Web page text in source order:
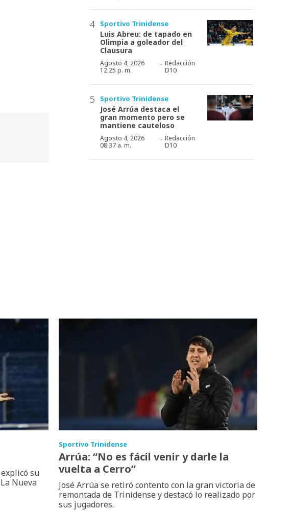
Sportivo Trinidense
Luis Abreu: de tapado en
Olimpia a goleador del
Clausura
Agosto 4, 2026
12:25 p. m.
· Redacción
D10
Sportivo Trinidense
José Arrúa destaca el
gran momento pero se
mantiene cauteloso
Agosto 4, 2026
08:37 a. m.
· Redacción
D10
su
Nueva
Sportivo Trinidense
Arrúa: “No es fácil venir y darle la
vuelta a Cerro”
José Arrúa se retiró contento con la gran victoria de
remontada de Trinidense y destacó lo realizado por
sus jugadores.